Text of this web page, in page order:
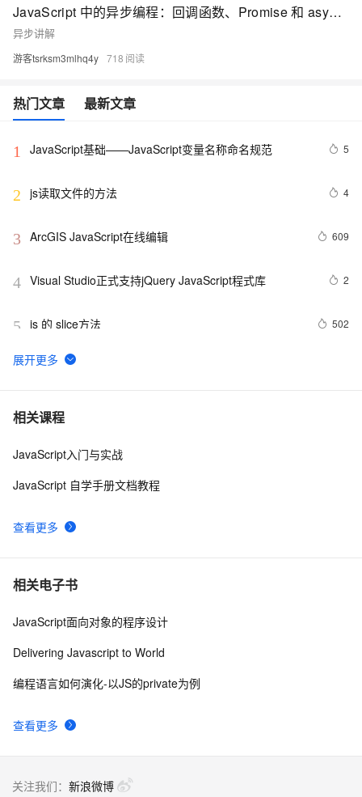
JavaScript 中的异步编程：回调函数、Promise 和 async/await
异步讲解
游客tsrksm3mlhq4y 718
热门文章 最新文章
1 JavaScript基础——JavaScript变量名称命名规范 5
2 js读取文件的方法 4
3 ArcGIS JavaScript在线编辑 609
4 Visual Studio正式支持jQuery JavaScript程式库 2
5 js 的 slice方法 502
6 js 闭包 原型
7 在IE下的JS编程需注意的内存释放问题
8 Ajax学习-Javascript实例1
相关课程
查看更多
JavaScript入门与实战
JavaScript 自学手册文档教程
相关电子书
查看更多
JavaScript面向对象的程序设计
Delivering Javascript to World
编程语言如何演化-以JS的private为例
关注我们： 新浪微博